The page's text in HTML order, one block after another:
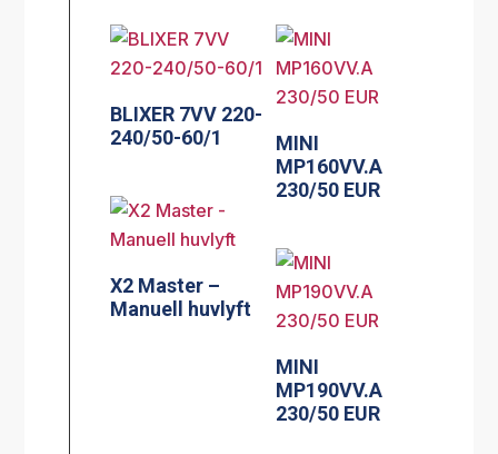
BLIXER 7VV 220-
240/50-60/1
MINI
MP160VV.A
230/50 EUR
X2 Master –
Manuell huvlyft
MINI
MP190VV.A
230/50 EUR